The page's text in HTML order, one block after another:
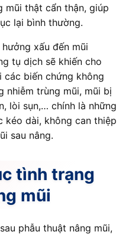
mũi thật cẩn thận, giúp
lại bình thường.
xấu đến mũi
tụ dịch sẽ khiến cho
các biến chứng không
nhiễm trùng mũi, mũi bị
lòi sụn,… chính là những
kéo dài, không can thiệp
sau nâng.
tình trạng
mũi
phẫu thuật nâng mũi,